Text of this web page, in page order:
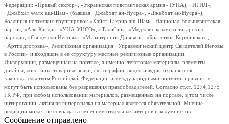
Федерации: «Правый сектор», «Украинская повстанческая армия» (УПА), «ИГИЛ»,
«Джабхат Фатх аш-Шам» (бывшая «Джабхат ан-Нусра», «Джебхат ан-Нусра»),
Коалиция исламских группировок «Хайят Тахрир аш-Шам», Национал-Большевистская
партия, «Аль-Каида», «УНА-УНСО», «Талибан», «Меджлис крымско-татарского
народа», «Свидетели Иеговы», «Мизантропик Дивижн», «Братство» Корчинского,
«Артподготовка», Религиозная организация «Управленческий центр Свидетелей Иеговы
в России» и входящие в ее структуру местные религиозные организации.
Информация, размещенная на портале, а именно: текстовые материалы, элементы
дизайна, логотипы, товарные знаки, фотографии, видео и аудио охраняются
законодательством Российской Федерации и международными нормами права и не
могут быть использованы без разрешения правообладателей. Согласно ст.ст. 1274,1275
ГК РФ, при любом использовании материалов, размещенных на портале, в том числе
цитировании, активная гиперссылка на материал является обязательной. Мнение
редакции может не совпадать с мнением отдельных авторов и колумнистов.
Сообщение отправлено